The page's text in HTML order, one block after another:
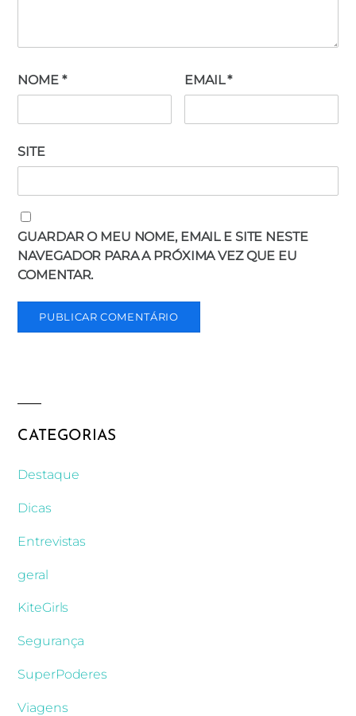
NOME * EMAIL*
SITE
GUARDAR O MEU NOME, EMAIL E SITE NESTE
NAVEGADOR PARA A PRÓXIMA VEZ QUE EU
COMENTAR.
CATEGORIAS
Destaque
Dicas
Entrevistas
geral
KiteGirls
Segurança
SuperPoderes
Viagens